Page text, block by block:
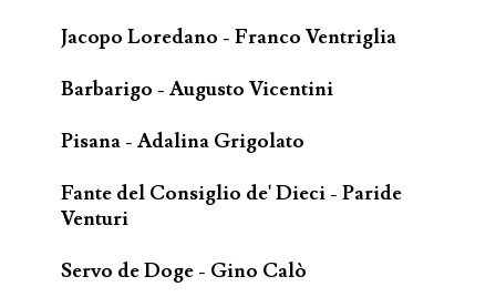
Jacopo Loredano - Franco Ventriglia
Barbarigo - Augusto Vicentini
Pisana - Adalina Grigolato
Fante del Consiglio de' Dieci - Paride
Venturi
Servo de Doge - Gino Calò